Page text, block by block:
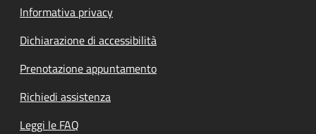
Informativa privacy
Dichiarazione di accessibilità
Prenotazione appuntamento
Richiedi assistenza
Leggi le FAQ